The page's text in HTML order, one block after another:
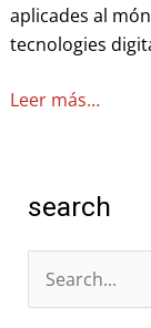
aplicades al
tecnologies
Leer más…
search